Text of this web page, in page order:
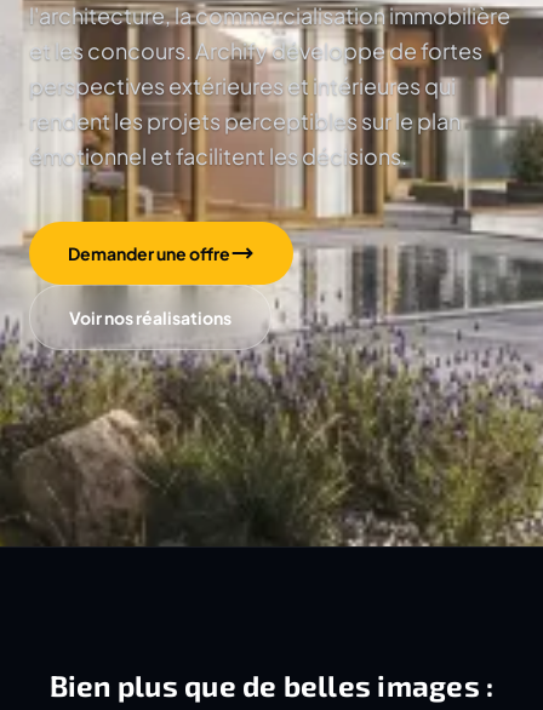
l'architecture, la commercialisation immobilière
et les concours. Archify développe de fortes
perspectives extérieures et intérieures qui
rendent les projets perceptibles sur le plan
émotionnel et facilitent les décisions.
Demander une offre
Voir nos réalisations
Bien plus que de belles images :